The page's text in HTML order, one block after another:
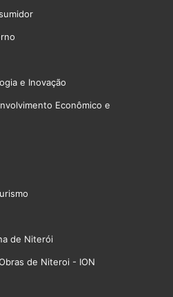
e Inovação
Econômico e
de Niterói
de Niteroi - ION